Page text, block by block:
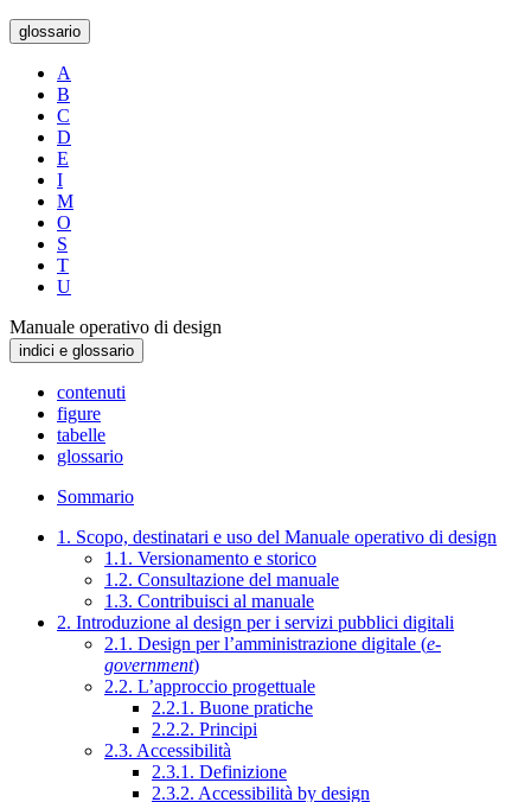
glossario
A
B
C
D
E
I
M
O
S
T
U
Manuale operativo di design
indici e glossario
contenuti
figure
tabelle
glossario
Sommario
1. Scopo, destinatari e uso del Manuale operativo di design
1.1. Versionamento e storico
1.2. Consultazione del manuale
1.3. Contribuisci al manuale
2. Introduzione al design per i servizi pubblici digitali
2.1. Design per l’amministrazione digitale (e-
government)
2.2. L’approccio progettuale
2.2.1. Buone pratiche
2.2.2. Principi
2.3. Accessibilità
2.3.1. Definizione
2.3.2. Accessibilità by design